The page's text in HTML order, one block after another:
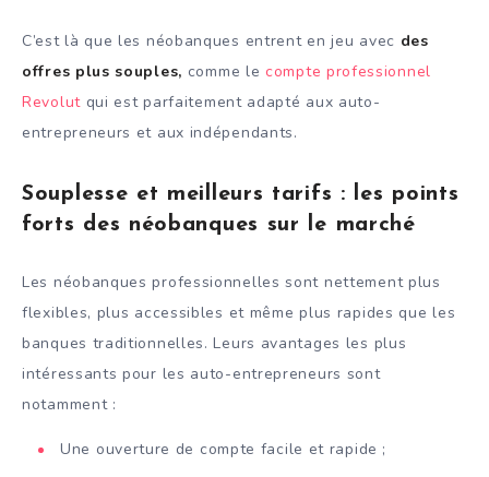
C’est là que les néobanques entrent en jeu avec des
offres plus souples, comme le compte professionnel
Revolutqui est parfaitement adapté aux auto-
entrepreneurs et aux indépendants.
Souplesse et meilleurs tarifs : les points
forts des néobanques sur le marché
Les néobanques professionnelles sont nettement plus
flexibles, plus accessibles et même plus rapides que les
banques traditionnelles. Leurs avantages les plus
intéressants pour les auto-entrepreneurs sont
notamment :
Une ouverture de compte facile et rapide ;